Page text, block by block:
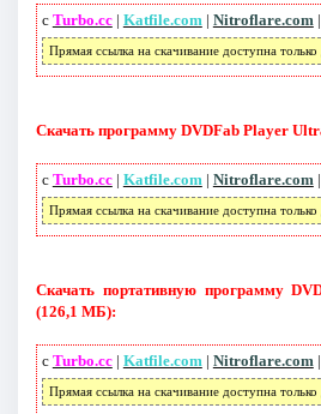
с Turbo.cc| Katfile.com | Nitroflare.com |
Прямая ссылка на скачивание доступна
Скачать программу DVDFab Player
с Turbo.cc| Katfile.com | Nitroflare.com |
Прямая ссылка на скачивание доступна
Скачать портативную программу
(126,1 МБ):
с Turbo.cc| Katfile.com | Nitroflare.com |
Прямая ссылка на скачивание доступна